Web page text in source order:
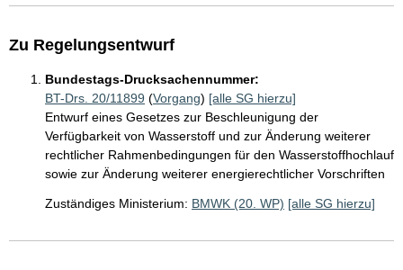
Zu Regelungsentwurf
Bundestags-Drucksachennummer:
BT-Drs. 20/11899 (Vorgang) [alle SG hierzu]
Entwurf eines Gesetzes zur Beschleunigung der
Verfügbarkeit von Wasserstoff und zur Änderung weiterer
rechtlicher Rahmenbedingungen für den Wasserstoffhochlauf
sowie zur Änderung weiterer energierechtlicher Vorschriften
Zuständiges Ministerium: BMWK (20. WP) [alle SG hierzu]